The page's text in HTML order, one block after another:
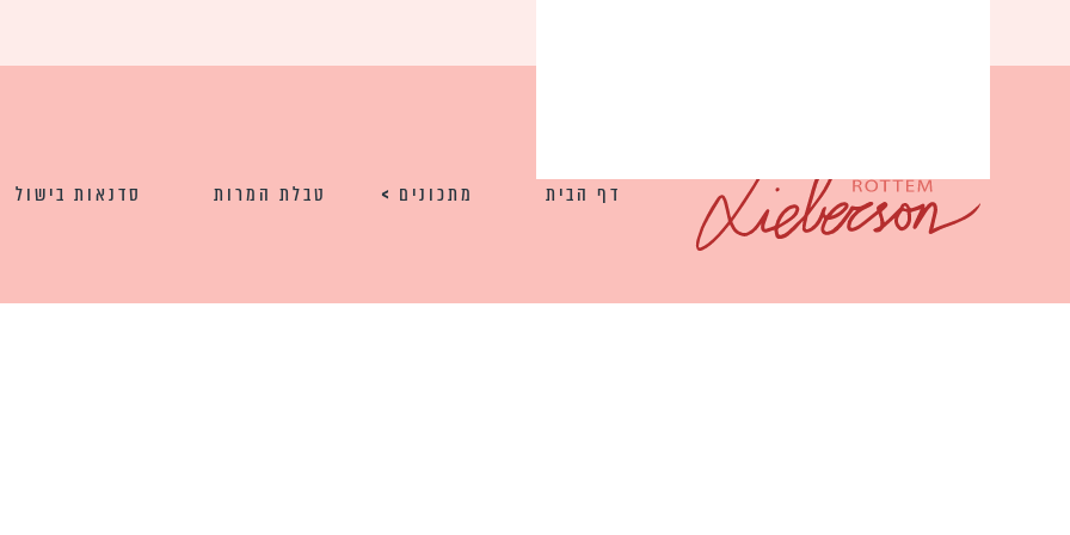
דף הבית מתכונים טבלת המרות סדנאות בישול